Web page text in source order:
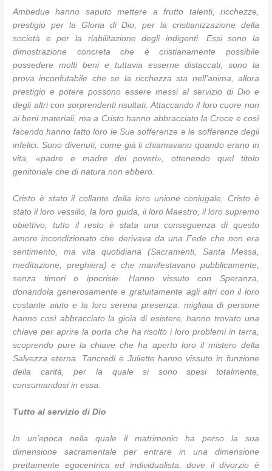
Ambedue hanno saputo mettere a frutto talenti, ricchezze,
prestigio per la Gloria di Dio, per la cristianizzazione della
società e per la riabilitazione degli indigenti. Essi sono la
dimostrazione concreta che è cristianamente possibile
possedere molti beni e tuttavia esserne distaccati; sono la
prova inconfutabile che se la ricchezza sta nell’anima, allora
prestigio e potere possono essere messi al servizio di Dio e
degli altri con sorprendenti risultati. Attaccando il loro cuore non
ai beni materiali, ma a Cristo hanno abbracciato la Croce e così
facendo hanno fatto loro le Sue sofferenze e le sofferenze degli
infelici. Sono divenuti, come già li chiamavano quando erano in
vita, «padre e madre dei poveri», ottenendo quel titolo
genitoriale che di natura non ebbero.
Cristo è stato il collante della loro unione coniugale, Cristo è
stato il loro vessillo, la loro guida, il loro Maestro, il loro supremo
obiettivo, tutto il resto è stata una conseguenza di questo
amore incondizionato che derivava da una Fede che non era
sentimento, ma vita quotidiana (Sacramenti, Santa Messa,
meditazione, preghiera) e che manifestavano pubblicamente,
senza timori o ipocrisie. Hanno vissuto con Speranza,
donandola generosamente e gratuitamente agli altri con il loro
costante aiuto e la loro serena presenza: migliaia di persone
hanno così abbracciato la gioia di esistere, hanno trovato una
chiave per aprire la porta che ha risolto i loro problemi in terra,
scoprendo pure la chiave che ha aperto loro il mistero della
Salvezza eterna. Tancredi e Juliette hanno vissuto in funzione
della carità, per la quale si sono spesi totalmente,
consumandosi in essa.
Tutto al servizio di Dio
In un’epoca nella quale il matrimonio ha perso la sua
dimensione sacramentale per entrare in una dimensione
prettamente egocentrica ed individualista, dove il divorzio è